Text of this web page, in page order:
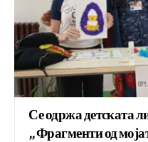
Се одржа детската
„Фрагменти од